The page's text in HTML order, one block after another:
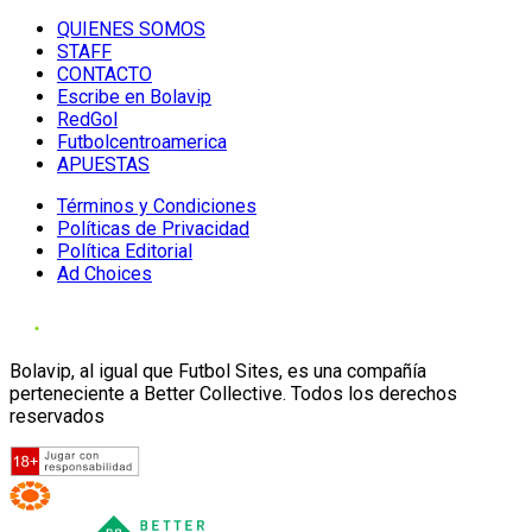
QUIENES SOMOS
STAFF
CONTACTO
Escribe en Bolavip
RedGol
Futbolcentroamerica
APUESTAS
Términos y Condiciones
Políticas de Privacidad
Política Editorial
Ad Choices
Bolavip, al igual que Futbol Sites, es una compañía
perteneciente a Better Collective. Todos los derechos
reservados